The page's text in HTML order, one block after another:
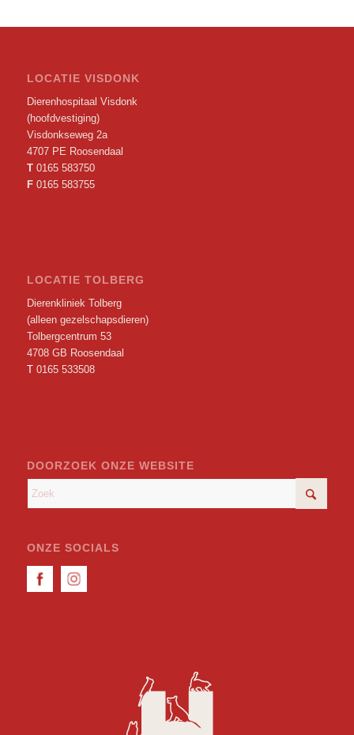
LOCATIE VISDONK
Dierenhospitaal Visdonk
(hoofdvestiging)
Visdonkseweg 2a
4707 PE Roosendaal
T 0165 583750
F 0165 583755
LOCATIE TOLBERG
Dierenkliniek Tolberg
(alleen gezelschapsdieren)
Tolbergcentrum 53
4708 GB Roosendaal
T 0165 533508
DOORZOEK ONZE WEBSITE
ONZE SOCIALS